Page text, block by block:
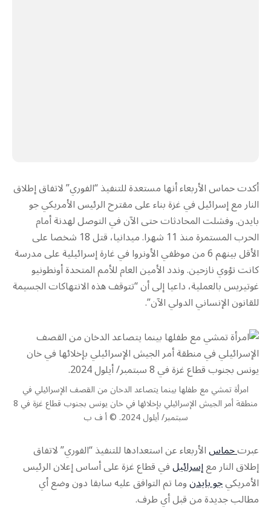
أكدت حماس الأربعاء أنها مستعدة للتنفيذ “الفوري” لاتفاق إطلاق
النار مع إسرائيل في غزة بناء على مقترح الرئيس الأمريكي جو
بايدن. وفشلت المحادثات حتى الآن في التوصل لهدنة أمام
الحرب المستمرة منذ 11 شهرا. ميدانيا، قتل 18 شخصا على
الأقل بينهم 6 من موظفي الأونروا في غارة إسرائيلية على مدرسة
كانت تؤوي نازحين. وندد الأمين العام للأمم المتحدة أونطونيو
غوتيريس بالعملية، داعيا إلى أن “تتوقف هذه الانتهاكات الجسيمة
للقانون الإنساني الدولي الآن”.
امرأة تمشي مع طفلها بينما يتصاعد الدخان من القصف الإسرائيلي في
منطقة أمر الجيش الإسرائيلي بإخلائها في خان يونس بجنوب قطاع غزة في 8
سبتمبر/ أيلول 2024. © أ ف ب
عبرتحماسالأربعاء عن استعدادها للتنفيذ “الفوري” لاتفاق
إطلاق النار معإسرائيلفي قطاع غزة على أساس إعلان الرئيس
الأمريكيجو بايدنوما تم التوافق عليه سابقا دون وضع أي
مطالب جديدة من قبل أي طرف.